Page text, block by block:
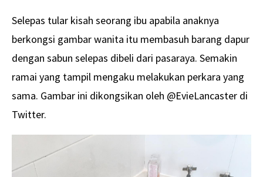
Selepas tular kisah seorang ibu apabila anaknya
berkongsi gambar wanita itu membasuh barang dapur
dengan sabun selepas dibeli dari pasaraya. Semakin
ramai yang tampil mengaku melakukan perkara yang
sama. Gambar ini dikongsikan oleh @EvieLancaster di
Twitter.